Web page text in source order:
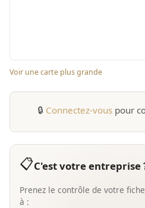
Voir une carte plus grande
🔒 Connectez-vous pour
📋C'est votre entreprise
Prenez le contrôle de votre
à :